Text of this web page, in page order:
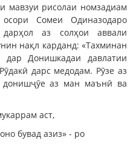
мавзуи рисолаи номзадиам
Сомеи Одиназодаро
аз солҳои аввали
нақл карданд: «Тахминан
Донишкадаи давлатии
дарс медодам. Рӯзе аз
аз ман маънӣ ва
аст,
бувад азиз» - ро